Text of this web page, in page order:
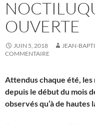
OUVERTE
JUIN 5, 2018 JEAN-
COMMENTAIRE
Attendus chaque été,
depuis le début du mois
observés qu’à de hautes